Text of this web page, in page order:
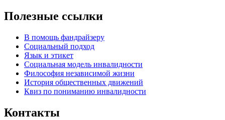
Полезные ссылки
В помощь фандрайзеру
Социальный подход
Язык и этикет
Социальная модель инвалидности
Философия независимой жизни
История общественных движений
Квиз по пониманию инвалидности
Контакты